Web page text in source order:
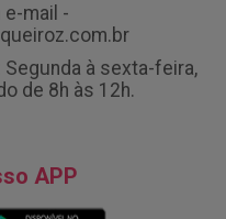
e-mail -
à sexta-feira,
de 8h às 12h.
APP